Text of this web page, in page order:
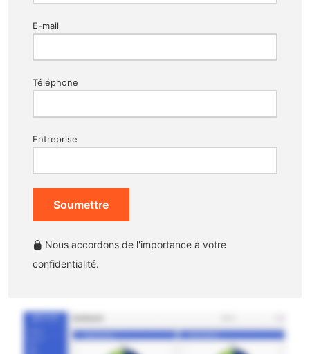
E-mail
Téléphone
Entreprise
Soumettre
Nous accordons de l'importance à votre
confidentialité.